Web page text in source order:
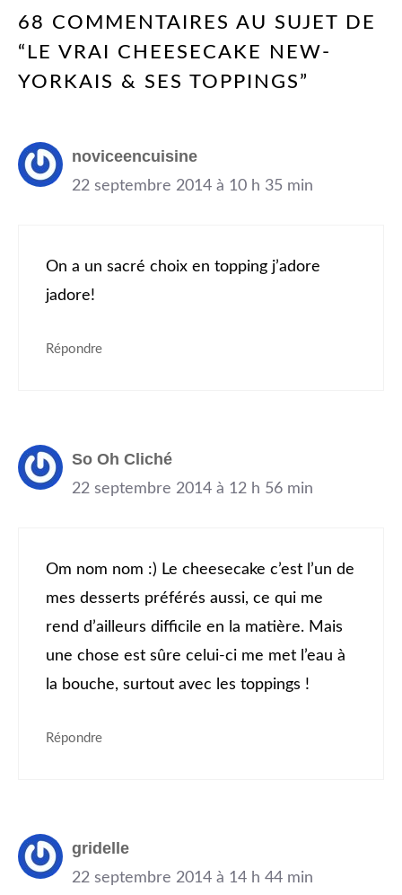
68 COMMENTAIRES AU SUJET DE
“LE VRAI CHEESECAKE NEW-
YORKAIS & SES TOPPINGS”
noviceencuisine
22 septembre 2014 à 10 h 35 min
On a un sacré choix en topping j’adore
jadore!
Répondre
So Oh Cliché
22 septembre 2014 à 12 h 56 min
Om nom nom :) Le cheesecake c’est l’un de
mes desserts préférés aussi, ce qui me
rend d’ailleurs difficile en la matière. Mais
une chose est sûre celui-ci me met l’eau à
la bouche, surtout avec les toppings !
Répondre
gridelle
22 septembre 2014 à 14 h 44 min